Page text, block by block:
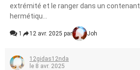
extrémité et le ranger dans un contenant
hermétiqu...
1 12 avr. 2025 par Joh
12gidas12nda
le 8 avr. 2025